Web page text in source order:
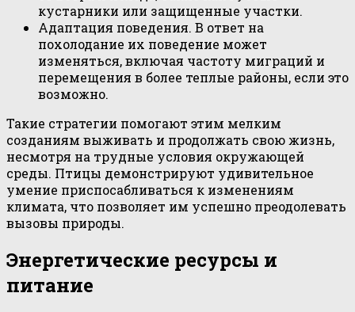
кустарники или защищенные участки.
Адаптация поведения. В ответ на
похолодание их поведение может
изменяться, включая частоту миграций и
перемещения в более теплые районы, если это
возможно.
Такие стратегии помогают этим мелким
созданиям выживать и продолжать свою жизнь,
несмотря на трудные условия окружающей
среды. Птицы демонстрируют удивительное
умение приспосабливаться к изменениям
климата, что позволяет им успешно преодолевать
вызовы природы.
Энергетические ресурсы и
питание